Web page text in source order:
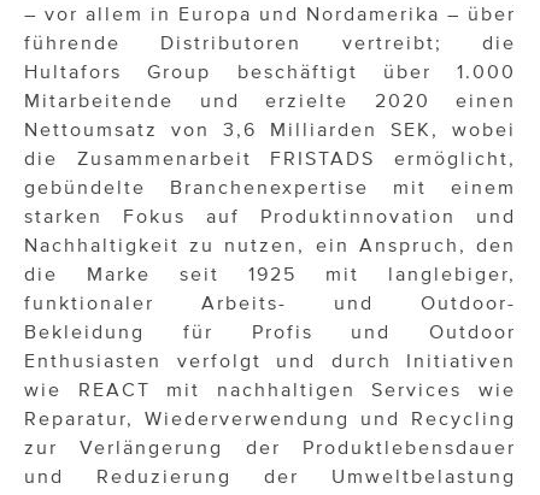
– vor allem in Europa und Nordamerika – über
führende Distributoren vertreibt; die
Hultafors Group beschäftigt über 1.000
Mitarbeitende und erzielte 2020 einen
Nettoumsatz von 3,6 Milliarden SEK, wobei
die Zusammenarbeit FRISTADS ermöglicht,
gebündelte Branchenexpertise mit einem
starken Fokus auf Produktinnovation und
Nachhaltigkeit zu nutzen, ein Anspruch, den
die Marke seit 1925 mit langlebiger,
funktionaler Arbeits- und Outdoor-
Bekleidung für Profis und Outdoor
Enthusiasten verfolgt und durch Initiativen
wie REACT mit nachhaltigen Services wie
Reparatur, Wiederverwendung und Recycling
zur Verlängerung der Produktlebensdauer
und Reduzierung der Umweltbelastung